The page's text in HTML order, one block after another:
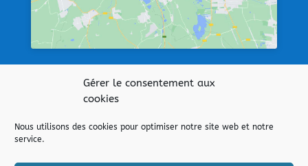
Gérer le consentement aux
cookies
Nous utilisons des cookies pour optimiser notre site web et notre
service.Collège Jean 23 – QUINTIN
Collège Saint Joseph – MUR DE BRETAGNE